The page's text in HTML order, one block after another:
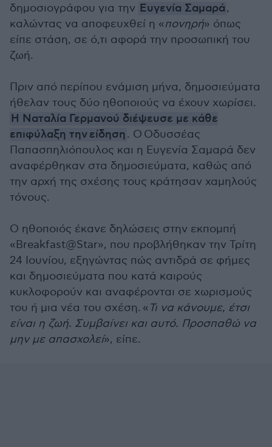
δημοσιογράφου για την Ευγενία Σαμαρά,
καλώντας να αποφευχθεί η «πονηρή» όπως
είπε στάση, σε ό,τι αφορά την προσωπική του
ζωή.
Πριν από περίπου ενάμιση μήνα, δημοσιεύματα
ήθελαν τους δύο ηθοποιούς να έχουν χωρίσει.
Η Ναταλία Γερμανού διέψευσε με κάθε
επιφύλαξη τηνείδηση. Ο Οδυσσέας
Παπασπηλιόπουλος και η Ευγενία Σαμαρά δεν
αναφέρθηκαν στα δημοσιεύματα, καθώς από
την αρχή της σχέσης τους κράτησαν χαμηλούς
τόνους.
Ο ηθοποιός έκανε δηλώσεις στην εκπομπή
«Breakfast@Star», που προβλήθηκαν την Τρίτη
24 Ιουνίου, εξηγώντας πώς αντιδρά σε φήμες
και δημοσιεύματα που κατά καιρούς
κυκλοφορούν και αναφέρονται σε χωρισμούς
του ή μια νέα του σχέση. « Τι να κάνουμε, έτσι
είναι η ζωή. Συμβαίνει και αυτό. Προσπαθώ να
μην με απασχολεί», είπε.